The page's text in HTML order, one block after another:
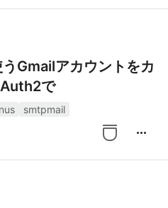
Gmailアカウントをカ
で
smtpmail
more_horiz